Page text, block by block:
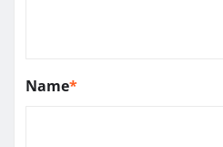
Name*